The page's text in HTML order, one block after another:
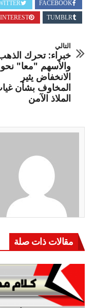
FACEBOOK
TWITTER
TUMBLR
PINTEREST
التالي
خبراء: تحرك الذهب
والأسهم "معا" نحو
الانخفاض يثير
المخاوف بشأن غياب
الملاذ الآمن
مقالات ذات صلة